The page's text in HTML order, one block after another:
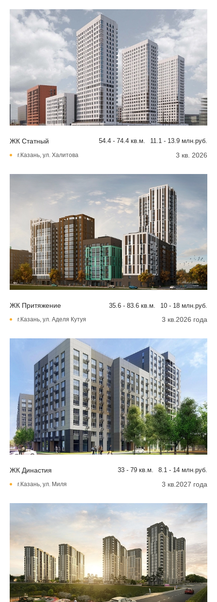
ЖК Статный 54.4 - 74.4 кв.м. 11.1 - 13.9 млн.руб.
г.Казань, ул. Халитова 3 кв. 2026
ЖК Притяжение 35.6 - 83.6 кв.м. 10 - 18 млн.руб.
г.Казань, ул. Аделя Кутуя 3 кв.2026 года
ЖК Династия 33 - 79 кв.м. 8.1 - 14 млн.руб.
г.Казань, ул. Миля 3 кв.2027 года